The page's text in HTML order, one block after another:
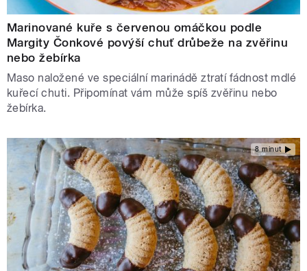
Marinované kuře s červenou omáčkou podle
Margity Čonkové povýší chuť drůbeže na zvěřinu
nebo žebírka
Maso naložené ve speciální marinádě ztratí fádnost mdlé
kuřecí chuti. Připomínat vám může spíš zvěřinu nebo
žebírka.
8 minut